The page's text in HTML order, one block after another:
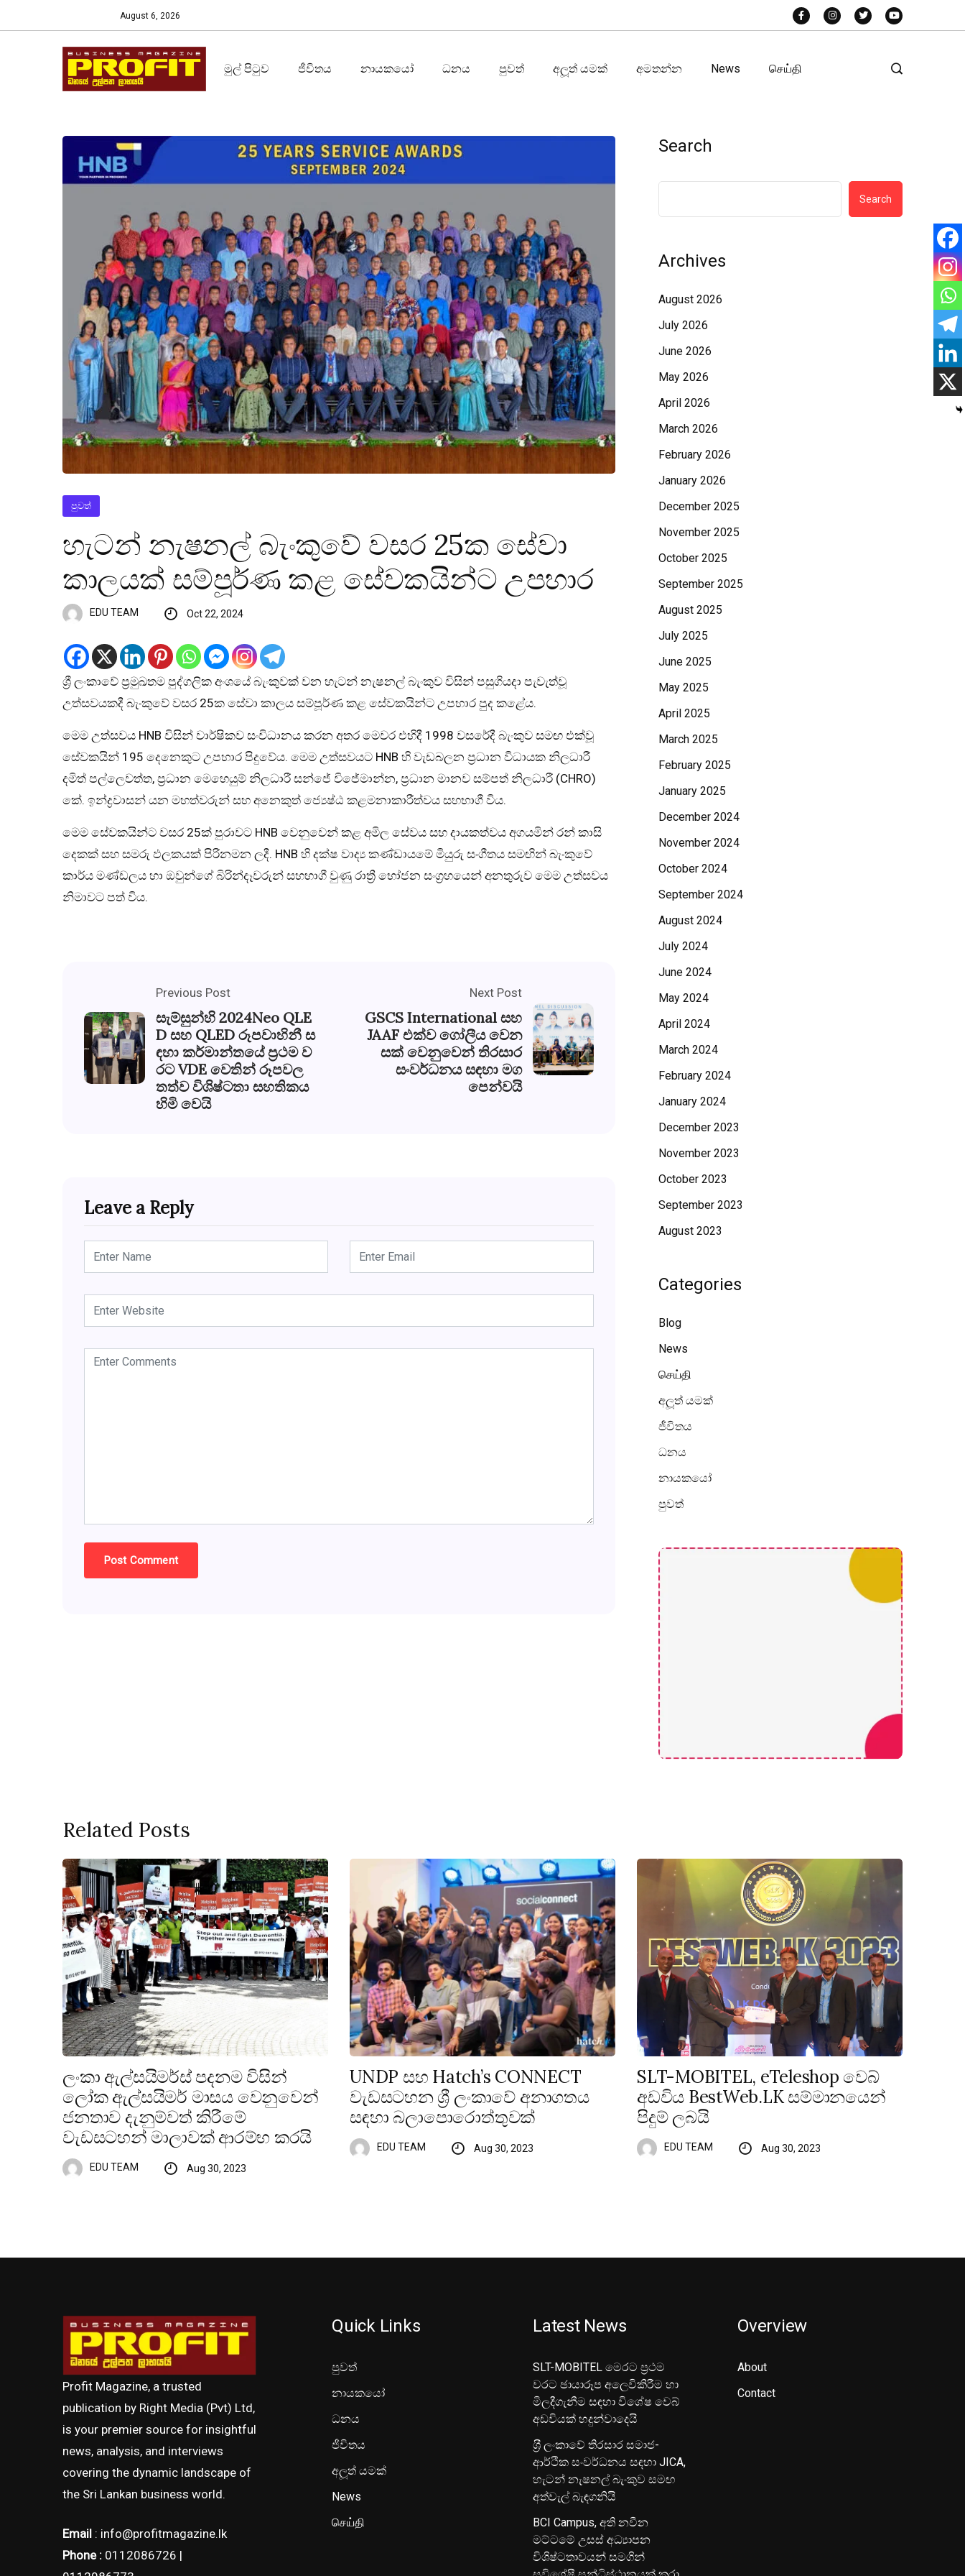
August 6, 2026
මුල් පිටුව ජීවිතය නායකයෝ ධනය පුවත් අලූත් යමක් අමතන්න News செய்தி
පුවත්
හැටන් නැෂනල් බැංකුවේ වසර 25ක සේවා
කාලයක් සම්පූර්ණ කළ සේවකයින්ට උපහාර
EDU TEAM Oct 22, 2024
ශ්‍රී ලංකාවේ ප්‍රමුඛතම පුද්ගලික අංශයේ බැංකුවක් වන හැටන් නැෂනල් බැංකුව විසින් පසුගියදා පැවැත්වූ
උත්සවයකදී බැංකුවේ වසර 25ක සේවා කාලය සම්පූර්ණ කළ සේවකයින්ට උපහාර පුද කළේය.
මෙම උත්සවය HNB විසින් වාර්ෂිකව සංවිධානය කරන අතර මෙවර එහිදී 1998 වසරේදී බැංකුව සමඟ එක්වූ
සේවකයින් 195 දෙනෙකුට උපහාර පිදුවේය. මෙම උත්සවයට HNB හි වැඩබලන ප්‍රධාන විධායක නිලධාරී
දමිත් පල්ලෙවත්ත, ප්‍රධාන මෙහෙයුම් නිලධාරී සන්ජේ විජේමාන්න, ප්‍රධාන මානව සම්පත් නිලධාරී (CHRO)
කේ. ඉන්ද්‍රවාසන් යන මහත්වරුන් සහ අනෙකුත් ජ්‍යෙෂ්ඨ කළමනාකාරීත්වය සහභාගී විය.
මෙම සේවකයින්ට වසර 25ක් පුරාවට HNB වෙනුවෙන් කළ අමිල සේවය සහ දායකත්වය අගයමින් රන් කාසි
දෙකක් සහ සමරු ඵලකයක් පිරිනමන ලදී. HNB හි දක්ෂ වාද්‍ය කණ්ඩායමේ මියුරු සංගීතය සමඟින් බැංකුවේ
කාර්ය මණ්ඩලය හා ඔවුන්ගේ බිරින්දෑවරුන් සහභාගී වුණු රාත්‍රී භෝජන සංග්‍රහයෙන් අනතුරුව මෙම උත්සවය
නිමාවට පත් විය.
Previous Post
සැම්සුන්හි 2024Neo QLE
D සහ QLED රූපවාහිනී ස
ඳහා කර්මාන්තයේ ප්‍රථම ව
රට VDE වෙතින් රූපවල
තත්ව විශිෂ්ටතා සහතිකය
හිමි වෙයි
Next Post
GSCS International සහ
JAAF එක්ව ගෝලීය වෙන
සක් වෙනුවෙන් තිරසාර
සංවර්ධනය සඳහා මග
පෙන්වයි
Leave a Reply
Search
Search
Archives
August 2026
July 2026
June 2026
May 2026
April 2026
March 2026
February 2026
January 2026
December 2025
November 2025
October 2025
September 2025
August 2025
July 2025
June 2025
May 2025
April 2025
March 2025
February 2025
January 2025
December 2024
November 2024
October 2024
September 2024
August 2024
July 2024
June 2024
May 2024
April 2024
March 2024
February 2024
January 2024
December 2023
November 2023
October 2023
September 2023
August 2023
Categories
Blog
News
செய்தி
අලූත් යමක්
ජීවිතය
ධනය
නායකයෝ
පුවත්
Related Posts
ලංකා ඇල්සයිමර්ස් පදනම විසින්
ලෝක ඇල්සයිමර් මාසය වෙනුවෙන්
ජනතාව දැනුම්වත් කිරීමේ
වැඩසටහන් මාලාවක් ආරම්භ කරයි
EDU TEAM Aug 30, 2023
UNDP සහ Hatch’s CONNECT
වැඩසටහන ශ්‍රී ලංකාවේ අනාගතය
සඳහා බලාපොරොත්තුවක්
EDU TEAM Aug 30, 2023
SLT-MOBITEL, eTeleshop වෙබ්
අඩවිය BestWeb.LK සම්මානයෙන්
පිදුම් ලබයි
EDU TEAM Aug 30, 2023
Profit Magazine, a trusted
publication by Right Media (Pvt) Ltd,
is your premier source for insightful
news, analysis, and interviews
covering the dynamic landscape of
the Sri Lankan business world.
Email : info@profitmagazine.lk
Phone : 0112086726 |
Quick Links
පුවත්
නායකයෝ
ධනය
ජීවිතය
අලූත් යමක්
News
செய்தி
Latest News
SLT-MOBITEL මෙරට ප්‍රථම
වරට ඡායාරූප අලෙවිකිරීම හා
මිලදීගැනීම සඳහා විශේෂ වෙබ්
අඩවියක් හදුන්වාදෙයි
ශ‍්‍රී ලංකාවේ තිරසාර සමාජ-
ආර්ථික සංවර්ධනය සඳහා JICA,
හැටන් නැෂනල් බැංකුව සමඟ
අත්වැල් බැඳගනියි
BCI Campus, අති නවීන
මට්ටමේ උසස් අධ්‍යාපන
විශිෂ්ටතාවයන් සමගින්
Overview
About
Contact